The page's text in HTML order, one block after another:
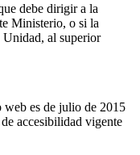
debe dirigir a la
Ministerio, o si la
Unidad, al superior
web es de julio de 2015
accesibilidad vigente